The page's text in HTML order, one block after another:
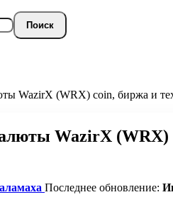
WazirX (WRX) coin, биржа и
WazirX (WRX)
Последнее обновление: